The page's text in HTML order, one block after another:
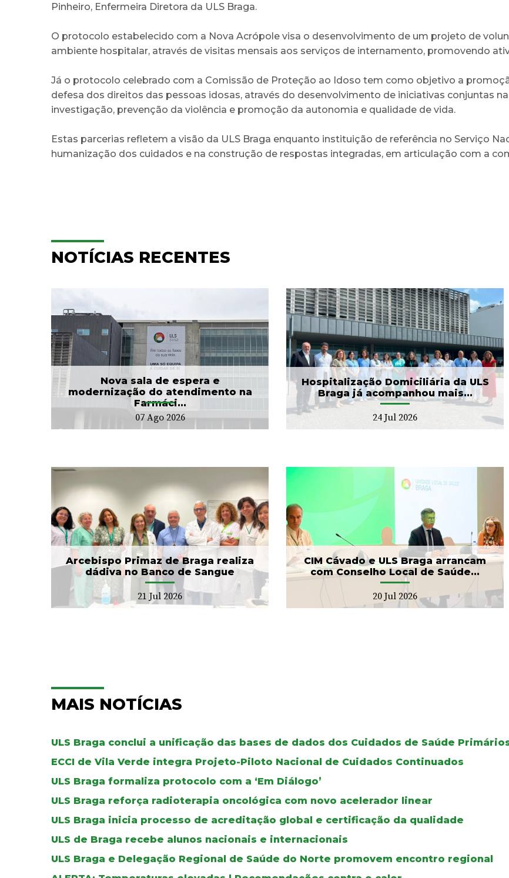
Pinheiro, Enfermeira Diretora da ULS Braga.
O protocolo estabelecido com a Nova Acrópole visa o desenvolvimento de um projeto de
ambiente hospitalar, através de visitas mensais aos serviços de internamento, promovendo
Já o protocolo celebrado com a Comissão de Proteção ao Idoso tem como objetivo a
defesa dos direitos das pessoas idosas, através do desenvolvimento de iniciativas conjuntas
investigação, prevenção da violência e promoção da autonomia e qualidade de vida.
Estas parcerias refletem a visão da ULS Braga enquanto instituição de referência no Serviço
humanização dos cuidados e na construção de respostas integradas, em articulação com a
NOTÍCIAS RECENTES
Nova sala de espera e
modernização do atendimento na
Farmáci...
07 Ago 2026
Hospitalização Domiciliária da ULS
Braga já acompanhou mais...
24 Jul 2026
Hospitalização
Domiciliária da ULS Braga
já acompanhou mais...
24 Jul 2026
ULS Braga assinalou o Dia
Mundial do Cérebro com
as II Jorna...
22 Jul 2026
Arcebispo Primaz de Braga realiza
dádiva no Banco de Sangue
21 Jul 2026
CIM Cávado e ULS Braga arrancam
com Conselho Local de Saúde...
20 Jul 2026
CIM Cávado e ULS Braga
arrancam com Conselho
Local de Saúde...
20 Jul 2026
Banco de Sangue recebe
gesto solidário da SIGNA
17 Jul 2026
MAIS NOTÍCIAS
ULS Braga conclui a unificação das bases de dados dos Cuidados de Saúde
ECCI de Vila Verde integra Projeto-Piloto Nacional de Cuidados Continuados
ULS Braga formaliza protocolo com a ‘Em Diálogo’
ULS Braga reforça radioterapia oncológica com novo acelerador linear
ULS Braga inicia processo de acreditação global e certificação da qualidade
ULS de Braga recebe alunos nacionais e internacionais
ULS Braga e Delegação Regional de Saúde do Norte promovem encontro regional